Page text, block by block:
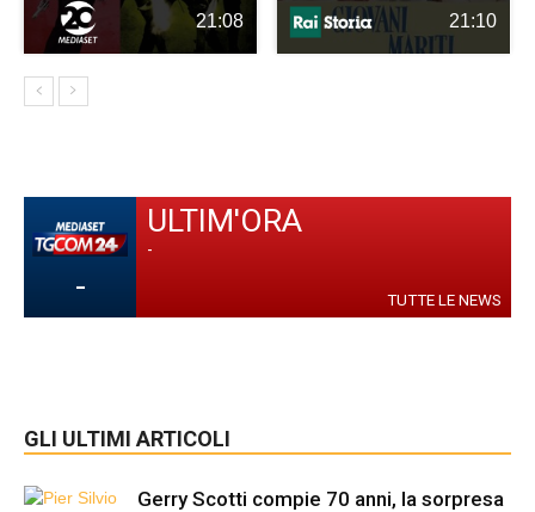
21:08 21:10
-
ULTIM'ORA
-
TUTTE LE NEWS
GLI ULTIMI ARTICOLI
Gerry Scotti compie 70 anni, la sorpresa